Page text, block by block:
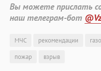
Вы можете прислать
наш телеграм-бот
МЧС рекомендации
пожар
взрыв